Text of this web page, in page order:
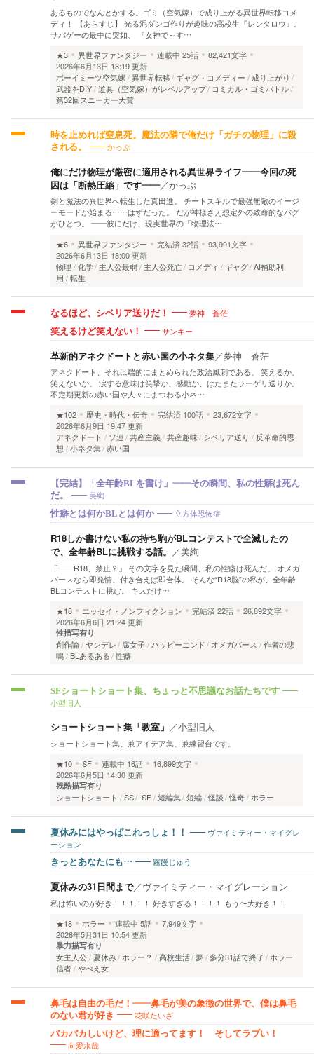
あるものでなんとかする。ゴミ（空気嫁）で成り上がる異世界転移コメ
ディ！ 【あらすじ】 光る泥ダンゴ作りが趣味の高校生『レンタロウ』。
サバゲーの最中に突如、 『女神で～す…
★3
異世界ファンタジー 連載中 25話
82,421文字
2026年6月13日 18:19 更新
ボーイミーツ空気嫁
異世界転移 ギャグ・コメディー
成り上がり
武器をDIY 道具（空気嫁）がレベルアップ
コミカル・ゴミバトル
第32回スニーカー大賞
時を止めれば窒息死。魔法の隣で俺だけ「ガチの物理」に殺
される。
かっぷ
俺にだけ物理が厳密に適用される異世界ライフ――今回の死
因は「断熱圧縮」です――／かっぷ
剣と魔法の異世界へ転生した真田進。 チートスキルで最強無敵のイージ
ーモードが始まる……はずだった。 だが神様さえ想定外の致命的なバグ
がひとつ。 ――彼にだけ、現実世界の「物理法…
★6
異世界ファンタジー 完結済32話
93,901文字
2026年6月13日 18:00 更新
物理
化学 主人公最弱 主人公死亡 コメディ ギャグ AI補助利
用
転生
なるほど、シベリア送りだ！ 夢神 蒼茫
笑えるけど笑えない！ サンキー
革新的アネクドートと赤い国の小ネタ集／夢神 蒼茫
アネクドート、それは端的にまとめられた政治風刺である。 笑えるか、
笑えないか。 涙する意味は笑撃か、感動か、はたまたラーゲリ送りか。
不定期更新の赤い国や人々にまつわる小ネ…
★102
歴史・時代・伝奇 完結済 100話
23,672文字
2026年6月9日 19:47 更新
アネクドート
ソ連 共産主義 共産趣味 シベリア送り
反革命的思
想
小ネタ集 赤い国
【完結】「全年齢BLを書け」――その瞬間、私の性癖は死ん
だ。
美絢
性癖とは何かBLとは何か 立方体恐怖症
R18しか書けない私の持ち駒がBLコンテストで全滅したの
で、全年齢BLに挑戦する話。 ／美絢
「――R18、禁止？」 その文字を見た瞬間、私の性癖は死んだ。 オメガ
バースなら即発情、付き合えば即合体。 そんな“R18脳”の私が、全年齢
BLコンテストに挑む。 キスだけ…
★18
エッセイ・ノンフィクション 完結済22話
26,892文字
2026年6月6日 21:24 更新
性描写有り
創作論 ヤンデレ 腐女子 ハッピーエンド オメガバース
作者の悲
鳴
BLあるある 性癖
SFショートショート集、ちょっと不思議なお話たちです
小型旧人
ショートショート集「教室」 ／小型旧人
ショートショート集、兼アイデア集、兼練習台です。
★10
SF 連載中 16話
16,899文字
2026年6月5日 14:30 更新
残酷描写有り
ショートショート SS SF 短編集 短編 怪談 怪奇 ホラー
夏休みにはやっぱこれっしょ！！
ヴァイミティー・マイグレ
ーション
きっとあなたにも… 霧饅じゅう
夏休みの31日間まで／ヴァイミティー・マイグレーション
私は怖いのが好き！！！！！ 好きすぎる！！！！ もう〜大好き！！
★18
ホラー 連載中 5話
7,949文字
2026年5月31日 10:54 更新
暴力描写有り
女主人公 夏休み ホラー？ 高校生活 夢 多分31話で終了
ホラー
信者 やべえ女
鼻毛は自由の毛だ！――鼻毛が美の象徴の世界で、僕は鼻毛
のない君が好き
花咲たいざ
バカバカしいけど、理に適ってます！ そしてラブい！
向愛水哉